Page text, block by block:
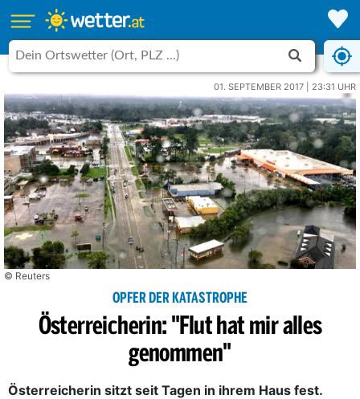
01. SEPTEMBER 2017 | 23:31 UHR
© Reuters
OPFER DER KATASTROPHE
Österreicherin: "Flut hat mir alles
genommen"
Österreicherin sitzt seit Tagen in ihrem Haus fest.